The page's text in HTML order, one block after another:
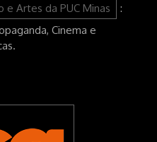
e Artes da PUC Minas
:
Cinema e